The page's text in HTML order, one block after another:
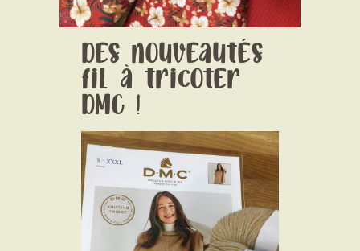
Des nouveautés
fil à tricoter
DMC !